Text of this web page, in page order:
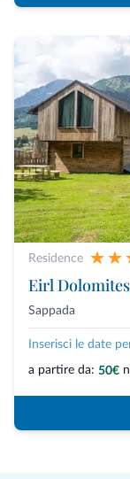
Residence
Eirl
Sappada
Inserisci le date
a partire da: 50€